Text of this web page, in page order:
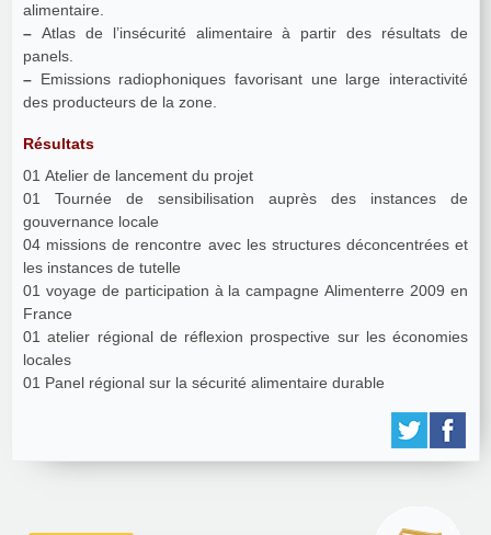
alimentaire.
– Atlas de l’insécurité alimentaire à partir des résultats de
panels.
– Emissions radiophoniques favorisant une large interactivité
des producteurs de la zone.
Résultats
01 Atelier de lancement du projet
01 Tournée de sensibilisation auprès des instances de
gouvernance locale
04 missions de rencontre avec les structures déconcentrées et
les instances de tutelle
01 voyage de participation à la campagne Alimenterre 2009 en
France
01 atelier régional de réflexion prospective sur les économies
locales
01 Panel régional sur la sécurité alimentaire durable